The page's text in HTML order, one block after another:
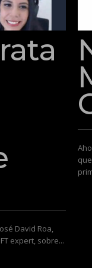
David Roa,
expert, sobre...